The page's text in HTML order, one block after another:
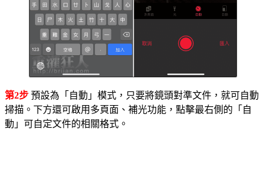
第2步 預設為「自動」模式，只要將鏡頭對準文件，就可自動
掃描。下方還可啟用多頁面、補光功能，點擊最右側的「自
動」可自定文件的相關格式。